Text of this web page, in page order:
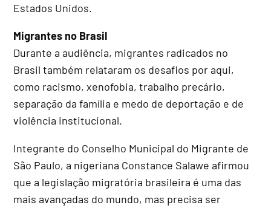
Estados Unidos.
Migrantes no Brasil
Durante a audiência, migrantes radicados no
Brasil também relataram os desafios por aqui,
como racismo, xenofobia, trabalho precário,
separação da família e medo de deportação e de
violência institucional.
Integrante do Conselho Municipal do Migrante de
São Paulo, a nigeriana Constance Salawe afirmou
que a legislação migratória brasileira é uma das
mais avançadas do mundo, mas precisa ser